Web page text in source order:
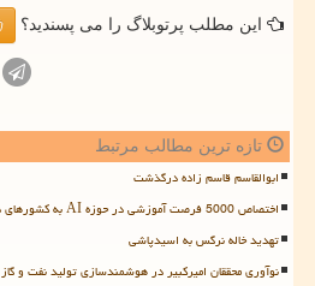
این مطلب پرتوبلاگ را می پسندید؟
تازه ترین مطالب مرتبط
ابوالقاسم قاسم زاده درگذشت
اختصاص 5000 فرصت آموزشی در حوزه AI به کشورهای درحال توسعه
تهدید خاله نرگس به اسیدپاشی
نوآوری محققان امیرکبیر در هوشمندسازی تولید نفت و گاز